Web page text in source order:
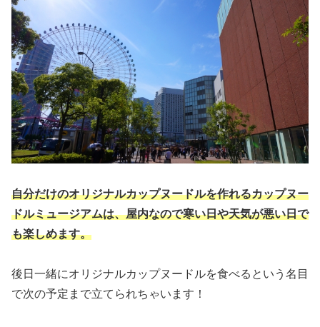
自分だけのオリジナルカップヌードルを作れるカップヌー
ドルミュージアムは、屋内なので寒い日や天気が悪い日で
も楽しめます。
後日一緒にオリジナルカップヌードルを食べるという名目
で次の予定まで立てられちゃいます！